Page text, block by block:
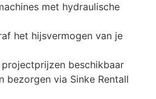
met hydraulische
het hijsvermogen van je
beschikbaar
bezorgen via Sinke Rentall